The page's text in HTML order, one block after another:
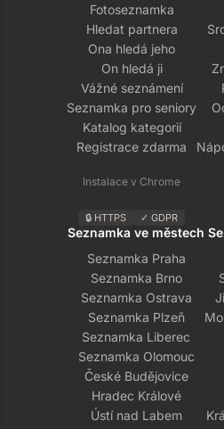
Fotoseznamka
Hledat partnera
Ona hledá jeho
On hledá ji
Vážné seznámení
Seznamka pro seniory
Katalog kategorií
Registrace zdarma
Instalace v Chrome
🔒 HTTPS ✓ GDPR
Seznamka ve městech
Seznamka Praha
Seznamka Brno
Seznamka Ostrava
Seznamka Plzeň
Seznamka Liberec
Seznamka Olomouc
České Budějovice
Hradec Králové
Ústí nad Labem